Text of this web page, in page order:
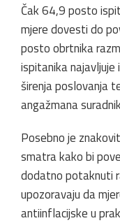
Čak 64,9 posto
mjere dovesti do
posto obrtnika
ispitanika najavljuje
širenja poslovanja
angažmana
Posebno je
smatra kako bi
dodatno potaknuti
upozoravaju da
antiinflacijske u